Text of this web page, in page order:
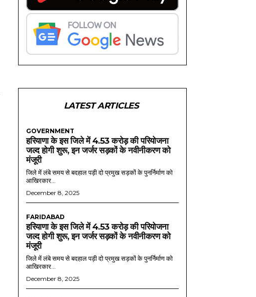
LATEST ARTICLES
GOVERNMENT
हरियाणा के इस जिले में 4.53 करोड़ की परियोजना
जल्द होगी शुरू, इन जर्जर सड़कों के नवीनीकरण को
मंजूरी
जिले में लंबे समय से बदहाल पड़ी दो प्रमुख सड़कों के पुनर्निर्माण को
आखिरकार...
December 8, 2025
FARIDABAD
हरियाणा के इस जिले में 4.53 करोड़ की परियोजना
जल्द होगी शुरू, इन जर्जर सड़कों के नवीनीकरण को
मंजूरी
जिले में लंबे समय से बदहाल पड़ी दो प्रमुख सड़कों के पुनर्निर्माण को
आखिरकार...
December 8, 2025